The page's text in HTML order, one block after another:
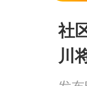
社
川